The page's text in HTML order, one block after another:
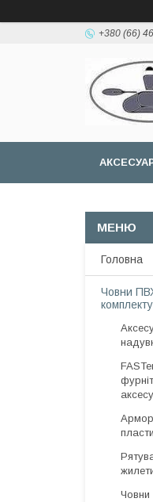
+380 (66)
Головна
Човни
Човни